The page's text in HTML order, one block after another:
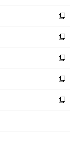
開
く
ウ
で
開
く
ン
ド
ウ
で
開
く
ウ
ィ
ン
ド
ウ
で
開
く
新
し
い
ウ
ィ
ン
ド
ウ
で
開
新
し
い
ウ
ィ
ン
ド
ウ
開
新
し
い
ウ
ィ
ン
ウ
新
し
い
ウ
ン
新
し
ウ